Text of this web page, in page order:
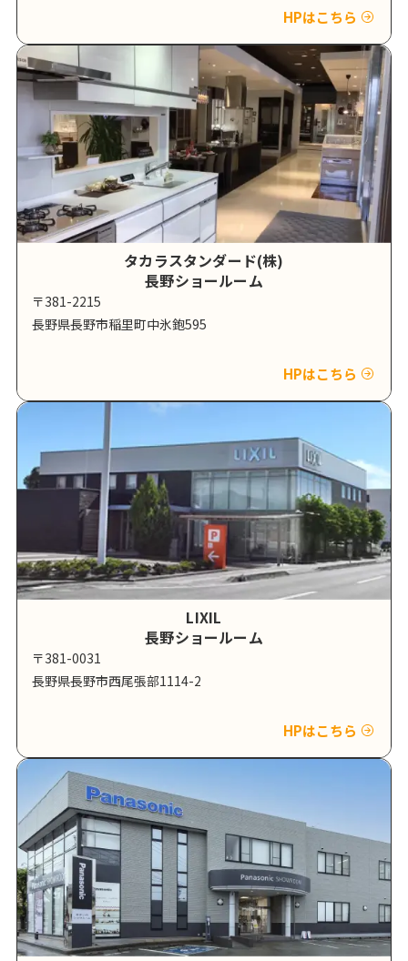
HPはこちら
タカラスタンダード(株)
長野ショールーム
〒381-2215
長野県長野市稲里町中氷鉋595
HPはこちら
LIXIL
長野ショールーム
〒381-0031
長野県長野市西尾張部1114-2
HPはこちら